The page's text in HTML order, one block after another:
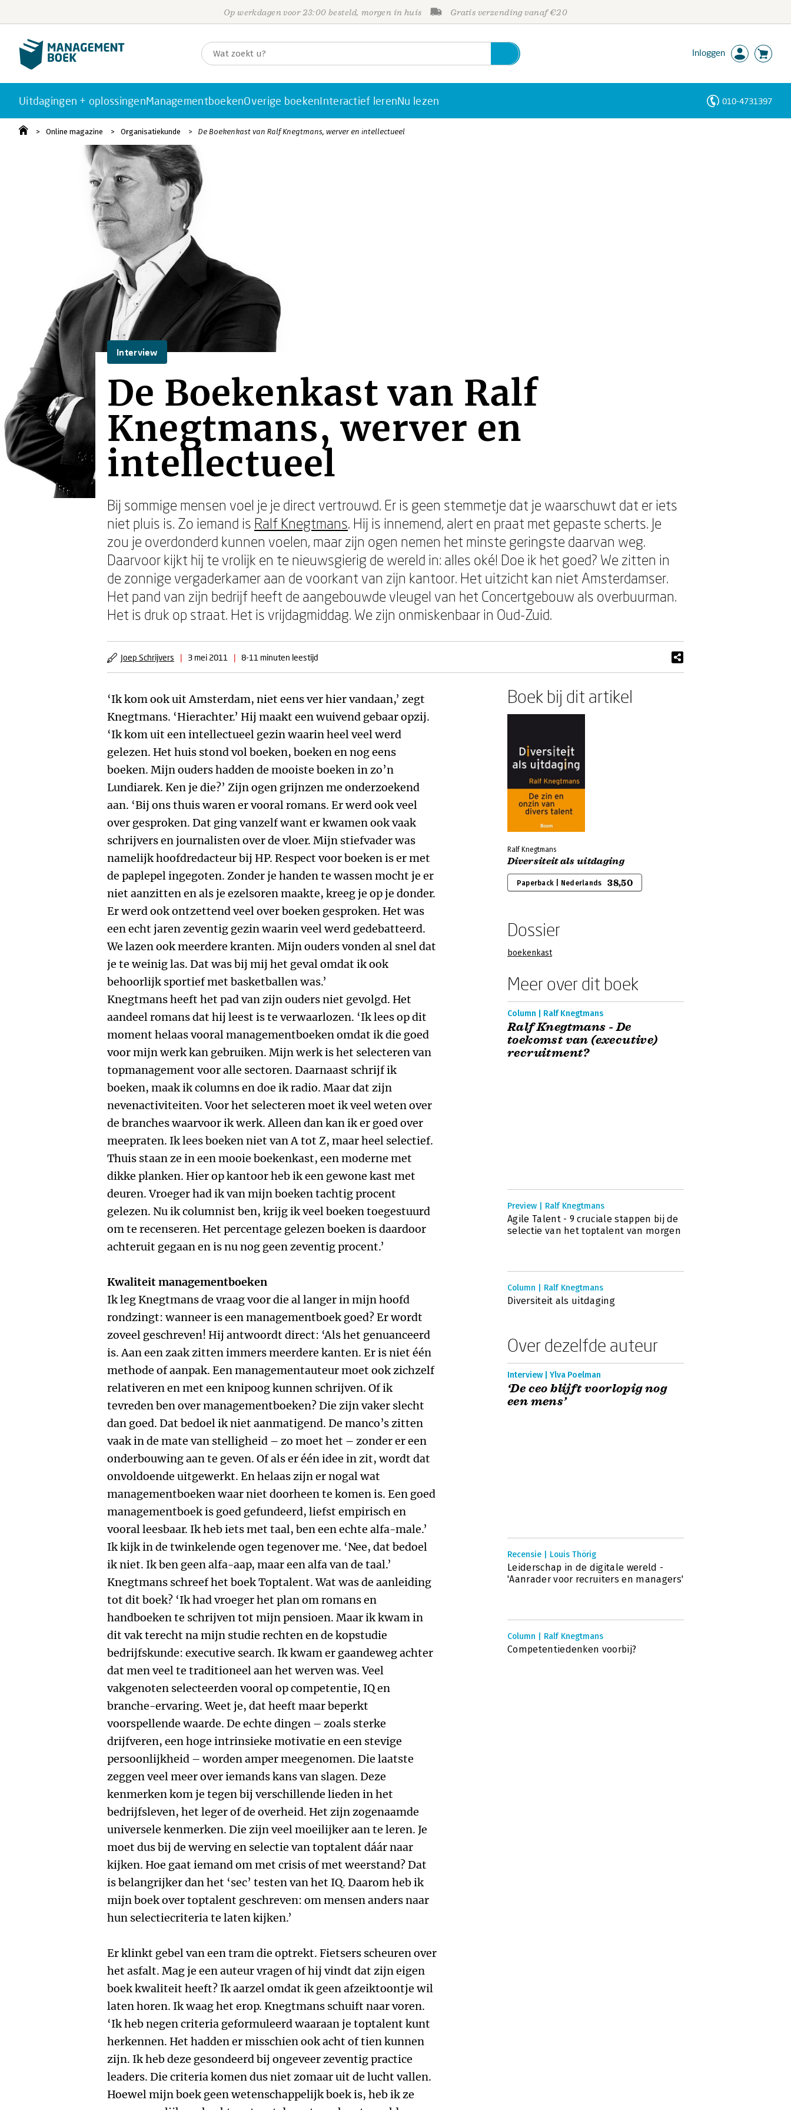
Op werkdagen voor 23:00 besteld, morgen in huis Gratis verzending vanaf €20
Inloggen
Uitdagingen + oplossingenManagementboekenOverige boekenInteractief lerenNu lezen 010-4731397
Online magazine Organisatiekunde De Boekenkast van Ralf Knegtmans, werver en intellectueel
Interview
De Boekenkast van Ralf
Knegtmans, werver en
intellectueel
Bij sommige mensen voel je je direct vertrouwd. Er is geen stemmetje dat je waarschuwt dat er iets
niet pluis is. Zo iemand is Ralf Knegtmans. Hij is innemend, alert en praat met gepaste scherts. Je
zou je overdonderd kunnen voelen, maar zijn ogen nemen het minste geringste daarvan weg.
Daarvoor kijkt hij te vrolijk en te nieuwsgierig de wereld in: alles oké! Doe ik het goed? We zitten in
de zonnige vergaderkamer aan de voorkant van zijn kantoor. Het uitzicht kan niet Amsterdamser.
Het pand van zijn bedrijf heeft de aangebouwde vleugel van het Concertgebouw als overbuurman.
Het is druk op straat. Het is vrijdagmiddag. We zijn onmiskenbaar in Oud-Zuid.
Joep Schrijvers | 3 mei 2011 | 8-11 minuten leestijd
‘Ik kom ook uit Amsterdam, niet eens ver hier vandaan,’ zegt
Knegtmans. ‘Hierachter.’ Hij maakt een wuivend gebaar opzij.
‘Ik kom uit een intellectueel gezin waarin heel veel werd
gelezen. Het huis stond vol boeken, boeken en nog eens
boeken. Mijn ouders hadden de mooiste boeken in zo’n
Lundiarek. Ken je die?’ Zijn ogen grijnzen me onderzoekend
aan. ‘Bij ons thuis waren er vooral romans. Er werd ook veel
over gesproken. Dat ging vanzelf want er kwamen ook vaak
schrijvers en journalisten over de vloer. Mijn stiefvader was
namelijk hoofdredacteur bij HP. Respect voor boeken is er met
de paplepel ingegoten. Zonder je handen te wassen mocht je er
niet aanzitten en als je ezelsoren maakte, kreeg je op je donder.
Er werd ook ontzettend veel over boeken gesproken. Het was
een echt jaren zeventig gezin waarin veel werd gedebatteerd.
We lazen ook meerdere kranten. Mijn ouders vonden al snel dat
je te weinig las. Dat was bij mij het geval omdat ik ook
behoorlijk sportief met basketballen was.’
Knegtmans heeft het pad van zijn ouders niet gevolgd. Het
aandeel romans dat hij leest is te verwaarlozen. ‘Ik lees op dit
moment helaas vooral managementboeken omdat ik die goed
voor mijn werk kan gebruiken. Mijn werk is het selecteren van
topmanagement voor alle sectoren. Daarnaast schrijf ik
boeken, maak ik columns en doe ik radio. Maar dat zijn
nevenactiviteiten. Voor het selecteren moet ik veel weten over
de branches waarvoor ik werk. Alleen dan kan ik er goed over
meepraten. Ik lees boeken niet van A tot Z, maar heel selectief.
Thuis staan ze in een mooie boekenkast, een moderne met
dikke planken. Hier op kantoor heb ik een gewone kast met
deuren. Vroeger had ik van mijn boeken tachtig procent
gelezen. Nu ik columnist ben, krijg ik veel boeken toegestuurd
om te recenseren. Het percentage gelezen boeken is daardoor
achteruit gegaan en is nu nog geen zeventig procent.’
Kwaliteit managementboeken
Ik leg Knegtmans de vraag voor die al langer in mijn hoofd
rondzingt: wanneer is een managementboek goed? Er wordt
zoveel geschreven! Hij antwoordt direct: ‘Als het genuanceerd
is. Aan een zaak zitten immers meerdere kanten. Er is niet één
methode of aanpak. Een managementauteur moet ook zichzelf
relativeren en met een knipoog kunnen schrijven. Of ik
tevreden ben over managementboeken? Die zijn vaker slecht
dan goed. Dat bedoel ik niet aanmatigend. De manco’s zitten
vaak in de mate van stelligheid – zo moet het – zonder er een
onderbouwing aan te geven. Of als er één idee in zit, wordt dat
onvoldoende uitgewerkt. En helaas zijn er nogal wat
managementboeken waar niet doorheen te komen is. Een goed
managementboek is goed gefundeerd, liefst empirisch en
vooral leesbaar. Ik heb iets met taal, ben een echte alfa-male.’
Ik kijk in de twinkelende ogen tegenover me. ‘Nee, dat bedoel
ik niet. Ik ben geen alfa-aap, maar een alfa van de taal.’
Knegtmans schreef het boek Toptalent. Wat was de aanleiding
tot dit boek? ‘Ik had vroeger het plan om romans en
handboeken te schrijven tot mijn pensioen. Maar ik kwam in
dit vak terecht na mijn studie rechten en de kopstudie
bedrijfskunde: executive search. Ik kwam er gaandeweg achter
dat men veel te traditioneel aan het werven was. Veel
vakgenoten selecteerden vooral op competentie, IQ en
branche-ervaring. Weet je, dat heeft maar beperkt
voorspellende waarde. De echte dingen – zoals sterke
drijfveren, een hoge intrinsieke motivatie en een stevige
persoonlijkheid – worden amper meegenomen. Die laatste
zeggen veel meer over iemands kans van slagen. Deze
kenmerken kom je tegen bij verschillende lieden in het
bedrijfsleven, het leger of de overheid. Het zijn zogenaamde
universele kenmerken. Die zijn veel moeilijker aan te leren. Je
moet dus bij de werving en selectie van toptalent dáár naar
kijken. Hoe gaat iemand om met crisis of met weerstand? Dat
is belangrijker dan het ‘sec’ testen van het IQ. Daarom heb ik
mijn boek over toptalent geschreven: om mensen anders naar
hun selectiecriteria te laten kijken.’
Er klinkt gebel van een tram die optrekt. Fietsers scheuren over
het asfalt. Mag je een auteur vragen of hij vindt dat zijn eigen
boek kwaliteit heeft? Ik aarzel omdat ik geen afzeiktoontje wil
laten horen. Ik waag het erop. Knegtmans schuift naar voren.
‘Ik heb negen criteria geformuleerd waaraan je toptalent kunt
herkennen. Het hadden er misschien ook acht of tien kunnen
zijn. Ik heb deze gesondeerd bij ongeveer zeventig practice
leaders. Die criteria komen dus niet zomaar uit de lucht vallen.
Hoewel mijn boek geen wetenschappelijk boek is, heb ik ze
Boek bij dit artikel
Ralf Knegtmans
Diversiteit als uitdaging
Paperback | Nederlands 38,50
Dossier
boekenkast
Meer over dit boek
Column | Ralf Knegtmans
Ralf Knegtmans - De
toekomst van (executive)
recruitment?
Preview | Ralf Knegtmans
Agile Talent - 9 cruciale stappen bij de
selectie van het toptalent van morgen
Column | Ralf Knegtmans
Diversiteit als uitdaging
Over dezelfde auteur
Interview | Ylva Poelman
‘De ceo blijft voorlopig nog
een mens’
Recensie | Louis Thörig
Leiderschap in de digitale wereld -
'Aanrader voor recruiters en managers'
Column | Ralf Knegtmans
Competentiedenken voorbij?
Personen